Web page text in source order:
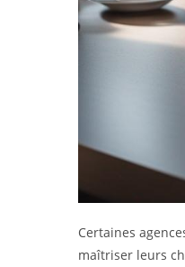
Certaines
maîtriser leurs